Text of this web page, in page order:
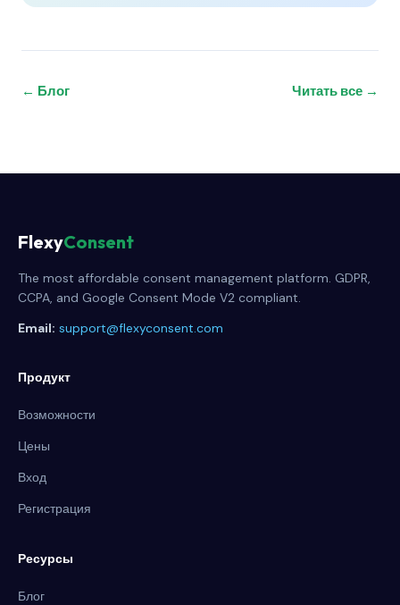
← Блог Читать все →
FlexyConsent
The most affordable consent management platform. GDPR,
CCPA, and Google Consent Mode V2 compliant.
Email: support@flexyconsent.com
Продукт
Возможности
Цены
Вход
Регистрация
Ресурсы
Блог